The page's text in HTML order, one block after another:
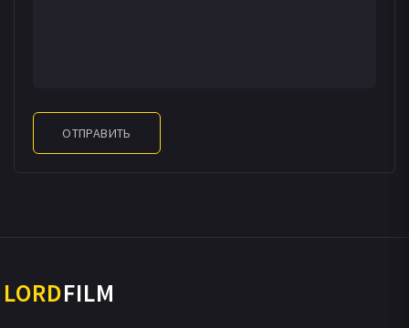
ОТПРАВИТЬ
LORDFILM